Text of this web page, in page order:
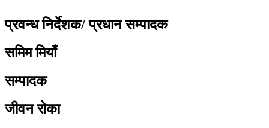
प्रवन्ध निर्देशक/ प्रधान सम्पादक
समिम मियाँ
सम्पादक
जीवन रोका